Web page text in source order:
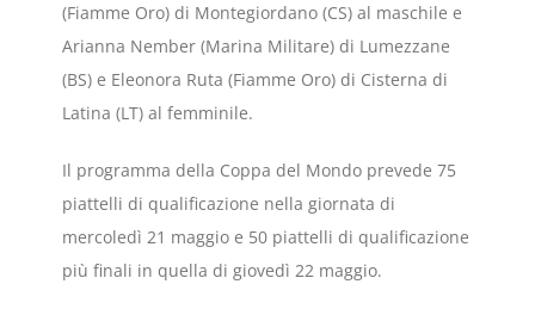
(Fiamme Oro) di Montegiordano (CS) al maschile e
Arianna Nember (Marina Militare) di Lumezzane
(BS) e Eleonora Ruta (Fiamme Oro) di Cisterna di
Latina (LT) al femminile.
Il programma della Coppa del Mondo prevede 75
piattelli di qualificazione nella giornata di
mercoledì 21 maggio e 50 piattelli di qualificazione
più finali in quella di giovedì 22 maggio.